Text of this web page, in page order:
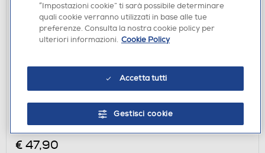
BELKIN - CARICABATTERIA BOOSTCHARGE DA
PARETE 3 USB +CAVO-Bianco
€ 47,90
“Impostazioni cookie” ti sarà possibile determinare
quali cookie verranno utilizzati in base alle tue
preferenze. Consulta la nostra cookie policy per
ulteriori informazioni. Cookie Policy
Accetta tutti
Gestisci cookie